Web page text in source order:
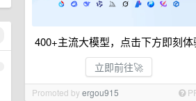
400+主流大模型，点击下方即刻体
立即前往🚀
Promoted byergou915